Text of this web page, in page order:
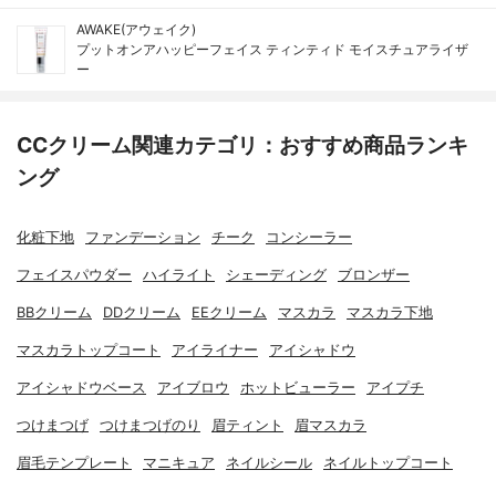
AWAKE(アウェイク)
プットオンアハッピーフェイス ティンティド モイスチュアライザ
ー
CCクリーム関連カテゴリ：おすすめ商品ランキ
ング
化粧下地 ファンデーション チーク コンシーラー
フェイスパウダー ハイライト シェーディング ブロンザー
BBクリーム DDクリーム EEクリーム マスカラ マスカラ下地
マスカラトップコート アイライナー アイシャドウ
アイシャドウベース アイブロウ ホットビューラー アイプチ
つけまつげ つけまつげのり 眉ティント 眉マスカラ
眉毛テンプレート マニキュア ネイルシール ネイルトップコート